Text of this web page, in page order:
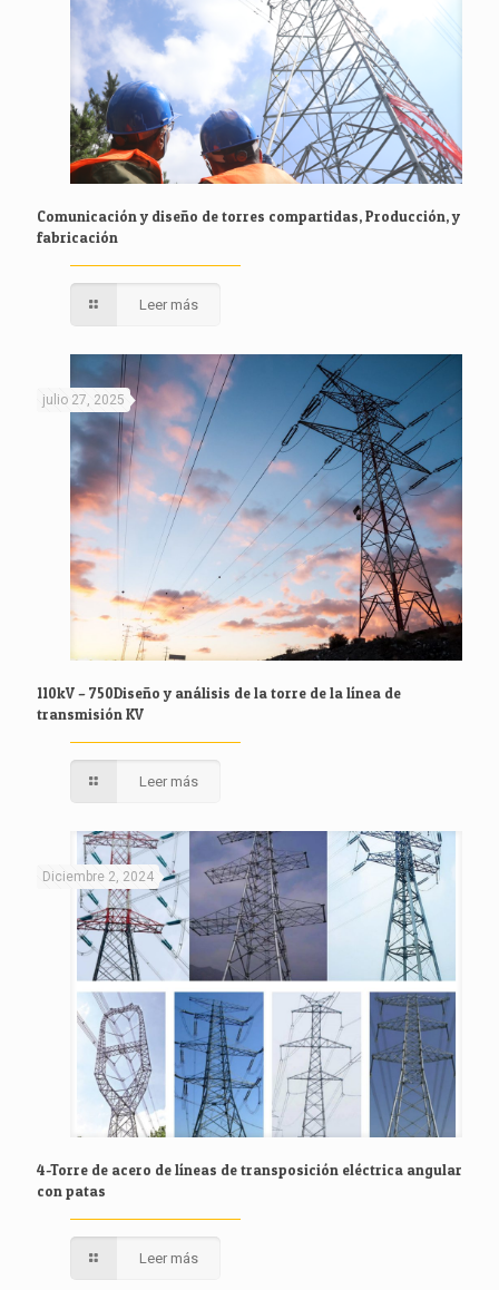
Comunicación y diseño de torres compartidas, Producción, y
fabricación
Leer más
julio 27, 2025
110kV – 750Diseño y análisis de la torre de la línea de
transmisión KV
Leer más
Diciembre 2, 2024
4-Torre de acero de líneas de transposición eléctrica angular
con patas
Leer más